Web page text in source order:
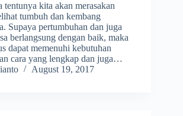
tentunya kita akan merasakan
tumbuh dan kembang
Supaya pertumbuhan dan juga
berlangsung dengan baik, maka
dapat memenuhi kebutuhan
cara yang lengkap dan juga…
August 19, 2017